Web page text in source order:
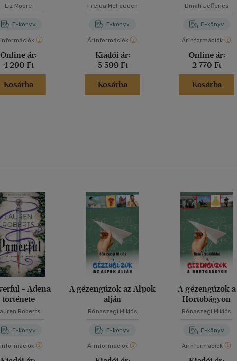
Liz Moore
E-könyv
Online ár:
4 290 Ft
Kosárba
Freida McFadden
E-könyv
Árinformációk
Kiadói ár:
5 599 Ft
Kosárba
Dinah Jefferies
E-könyv
Árinformációk
Online ár:
2 770 Ft
Kosárba
- Adena
története
Roberts
E-könyv
A gézengúzok az Alpok
alján
Rónaszegi Miklós
E-könyv
Árinformációk
A gézengúzok a
Hortobágyon
Rónaszegi Miklós
E-könyv
Árinformációk